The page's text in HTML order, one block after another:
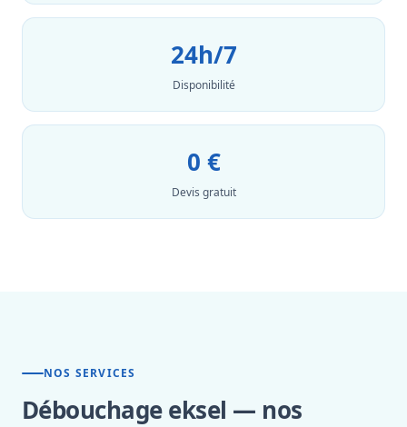
24h/7
Disponibilité
0 €
Devis gratuit
NOS SERVICES
Débouchage eksel — nos